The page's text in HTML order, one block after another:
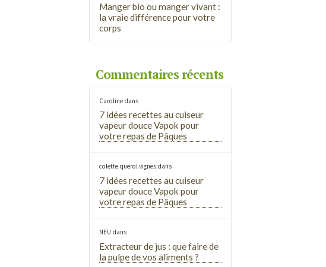
Manger bio ou manger vivant :
la vraie différence pour votre
corps
Commentaires récents
Caroline dans
7 idées recettes au cuiseur
vapeur douce Vapok pour
votre repas de Pâques
colette querol vignes dans
7 idées recettes au cuiseur
vapeur douce Vapok pour
votre repas de Pâques
NEU dans
Extracteur de jus : que faire de
la pulpe de vos aliments ?